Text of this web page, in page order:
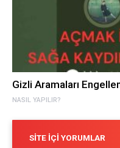
NASIL YAPILIR?
Gizli Aramaları
SITE İÇI YORUMLAR